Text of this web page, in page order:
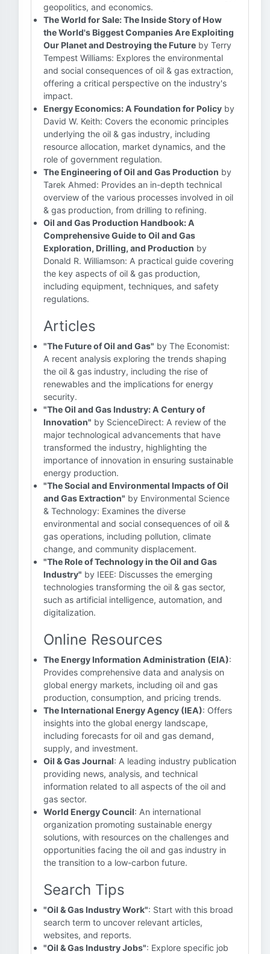
geopolitics, and economics.
The World for Sale: The Inside Story of How
the World's Biggest Companies Are Exploiting
Our Planet and Destroying the Future by Terry
Tempest Williams: Explores the environmental
and social consequences of oil & gas extraction,
offering a critical perspective on the industry's
impact.
Energy Economics: A Foundation for Policy by
David W. Keith: Covers the economic principles
underlying the oil & gas industry, including
resource allocation, market dynamics, and the
role of government regulation.
The Engineering of Oil and Gas Production by
Tarek Ahmed: Provides an in-depth technical
overview of the various processes involved in oil
& gas production, from drilling to refining.
Oil and Gas Production Handbook: A
Comprehensive Guide to Oil and Gas
Exploration, Drilling, and Production by
Donald R. Williamson: A practical guide covering
the key aspects of oil & gas production,
including equipment, techniques, and safety
regulations.
Articles
"The Future of Oil and Gas" by The Economist:
A recent analysis exploring the trends shaping
the oil & gas industry, including the rise of
renewables and the implications for energy
security.
"The Oil and Gas Industry: A Century of
Innovation" by ScienceDirect: A review of the
major technological advancements that have
transformed the industry, highlighting the
importance of innovation in ensuring sustainable
energy production.
"The Social and Environmental Impacts of Oil
and Gas Extraction" by Environmental Science
& Technology: Examines the diverse
environmental and social consequences of oil &
gas operations, including pollution, climate
change, and community displacement.
"The Role of Technology in the Oil and Gas
Industry" by IEEE: Discusses the emerging
technologies transforming the oil & gas sector,
such as artificial intelligence, automation, and
digitalization.
Online Resources
The Energy Information Administration (EIA):
Provides comprehensive data and analysis on
global energy markets, including oil and gas
production, consumption, and pricing trends.
The International Energy Agency (IEA): Offers
insights into the global energy landscape,
including forecasts for oil and gas demand,
supply, and investment.
Oil & Gas Journal: A leading industry publication
providing news, analysis, and technical
information related to all aspects of the oil and
gas sector.
World Energy Council: An international
organization promoting sustainable energy
solutions, with resources on the challenges and
opportunities facing the oil and gas industry in
the transition to a low-carbon future.
Search Tips
"Oil & Gas Industry Work": Start with this broad
search term to uncover relevant articles,
websites, and reports.
"Oil & Gas Industry Jobs": Explore specific job